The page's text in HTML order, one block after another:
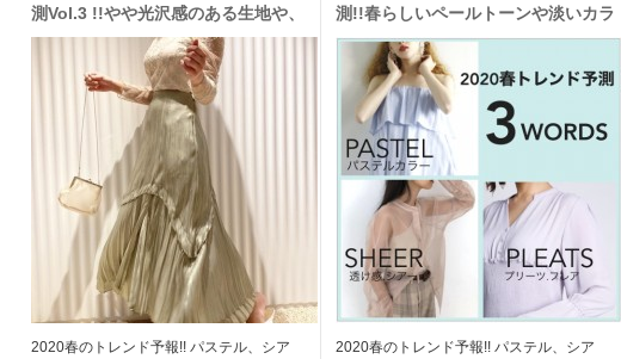
測Vol.3 !!やや光沢感のある生地や、
細くて伸縮性のあるプ細かいプリーツ
＆フレアに注目♪
2020春のトレンド予報!! パステル、シア
測!!春らしいペールトーンや淡いカラ
ーが特徴のアイテムに注目～パステル
カラー編～
2020春のトレンド予報!! パステル、シア